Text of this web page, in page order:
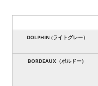
DOLPHIN (ライトグレー）
BORDEAUX（ボルドー）